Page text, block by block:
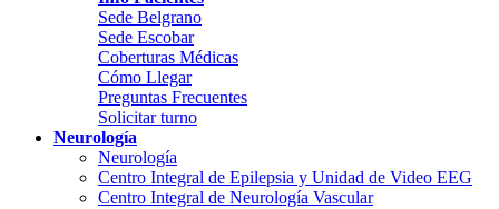
Sede Belgrano
Sede Escobar
Coberturas Médicas
Cómo Llegar
Preguntas Frecuentes
Solicitar turno
Neurología
Neurología
Centro Integral de Epilepsia y Unidad de Video EEG
Centro Integral de Neurología Vascular